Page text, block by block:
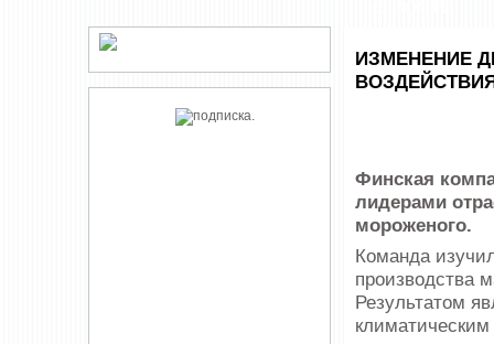
ИЗМЕНЕНИЕ
Финская
лидерами
мороженого.
Команда
производства
Результатом